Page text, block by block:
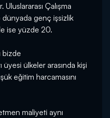
Çalışma
genç işsizlik
ise yüzde 20.
bizde
ülkeler arasında kişi
eğitim harcamasını
maliyeti aynı